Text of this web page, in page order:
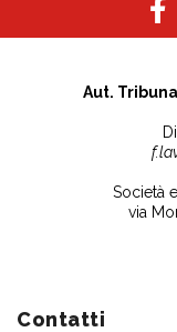
Aut.
Società
via
Contatti